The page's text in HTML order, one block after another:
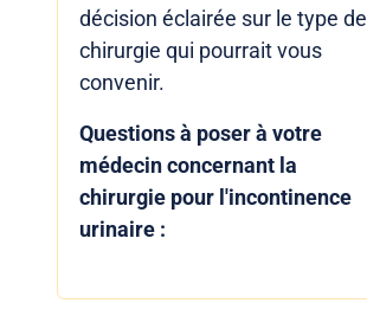
décision éclairée sur le type de
chirurgie qui pourrait vous
convenir.
Questions à poser à votre
médecin concernant la
chirurgie pour l'incontinence
urinaire :